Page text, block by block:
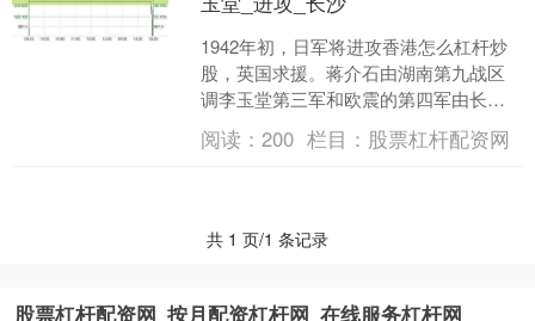
1942年初，日军将进攻香港怎么杠杆炒
股，英国求援。蒋介石由湖南第九战区
调李玉堂第三军和欧震的第四军由长沙
出发经韶关到深圳，支援香港。 武汉日
军司令阿南得知后，....
阅读：200 栏目： 股票杠杆配资网
共 1 页/1 条记录
股票杠杆配资网_按月配资杠杆网_在线服务杠杆网